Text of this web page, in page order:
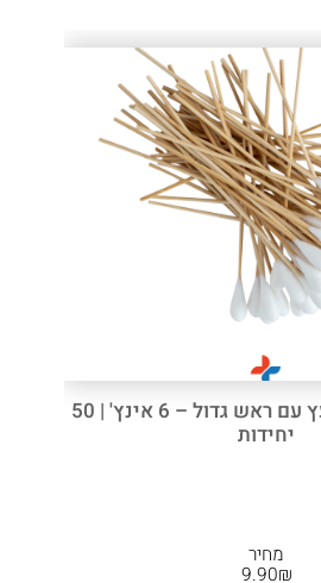
אפליקטור מקל עץ עם ראש גדול – 6 אינץ' | 50
יחידות
מחיר
₪
9.90